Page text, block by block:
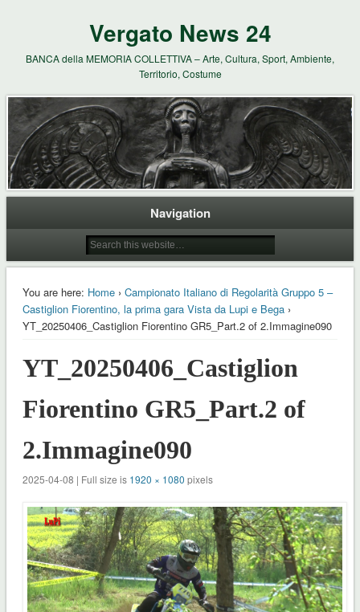
Vergato News 24
BANCA della MEMORIA COLLETTIVA – Arte, Cultura, Sport, Ambiente,
Territorio, Costume
Navigation
You are here: Home› Campionato Italiano di Regolarità Gruppo 5 –
Castiglion Fiorentino, la prima gara Vista da Lupi e Bega›
YT_20250406_Castiglion Fiorentino GR5_Part.2 of 2.Immagine090
YT_20250406_Castiglion
Fiorentino GR5_Part.2 of
2.Immagine090
2025-04-08 | Full size is 1920 × 1080 pixels